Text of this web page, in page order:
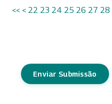
<< < 22 23 24 25 26 27 28
Enviar Submissão